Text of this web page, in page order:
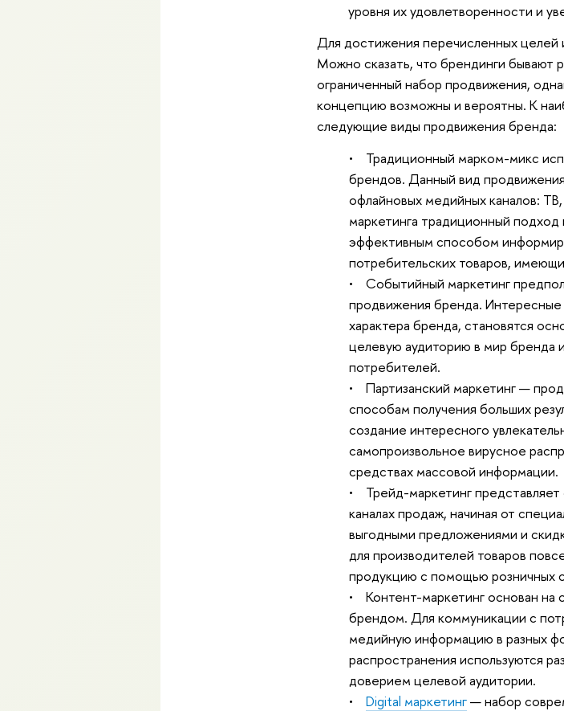
уровня их удовлетворенности и
Для достижения перечисленных целей
Можно сказать, что брендинги бывают
ограниченный набор продвижения,
концепцию возможны и вероятны. К
следующие виды продвижения бренда:
• Традиционный марком-микс
брендов. Данный вид
офлайновых медийных каналов:
маркетинга традиционный
эффективным способом
потребительских товаров,
• Событийный маркетинг
продвижения бренда.
характера бренда, становятся
целевую аудиторию в мир бренда
потребителей.
• Партизанский маркетинг —
способам получения больших
создание интересного
самопроизвольное вирусное
средствах массовой информации.
• Трейд-маркетинг
каналах продаж, начиная от
выгодными предложениями и
для производителей товаров
продукцию с помощью розничных
• Контент-маркетинг основан на
брендом. Для коммуникации с
медийную информацию в разных
распространения используются
доверием целевой аудитории.
•Digital маркетинг— набор